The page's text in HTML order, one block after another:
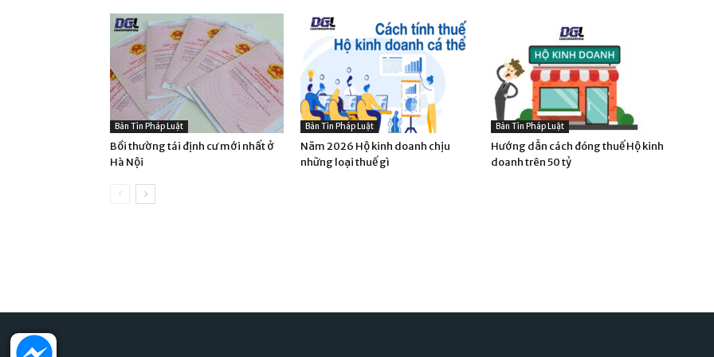
Bản Tin Pháp Luật
Bồi thường tái định cư mới nhất ở
Hà Nội
Bản Tin Pháp Luật
Năm 2026 Hộ kinh doanh chịu
những loại thuế gì
Bản Tin Pháp Luật
Hướng dẫn cách đóng thuế Hộ kinh
doanh trên 50 tỷ